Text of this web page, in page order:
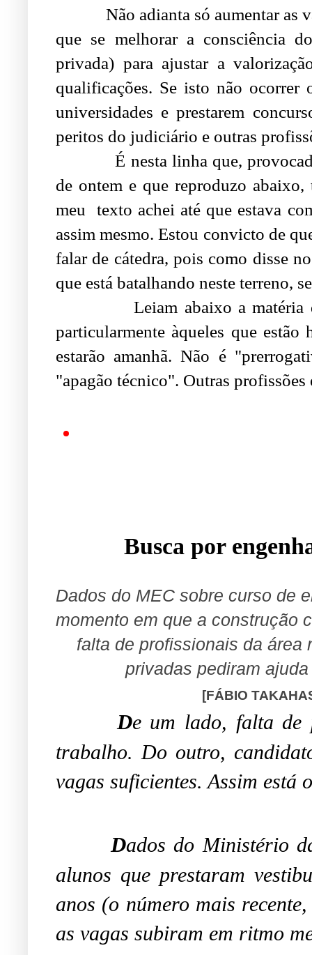
Não adianta só aumentar as
que se melhorar a consciência
privada) para ajustar a
qualificações. Se isto não ocorrer
universidades e prestarem
peritos do judiciário e outras
É nesta linha que, provocado
de ontem e que reproduzo
meu texto achei até que estava
assim mesmo. Estou convicto de
falar de cátedra, pois como disse
que está batalhando neste terreno,
Leiam abaixo a matéria da
particularmente àqueles que
estarão amanhã. Não é
"apagão técnico". Outras profissões
Busca por
Dados do MEC sobre curso de
momento em que a construção
falta de profissionais da área
privadas pediram
[FÁBIO
De um lado, falta de
trabalho. Do outro,
vagas suficientes. Assim
Dados do Ministério
alunos que prestaram
anos (o número mais
as vagas subiram em ritmo